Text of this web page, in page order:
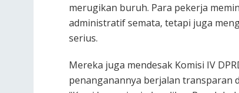
merugikan buruh. Para pekerja
administratif semata, tetapi juga
serius.
Mereka juga mendesak Komisi IV
penanganannya berjalan transparan